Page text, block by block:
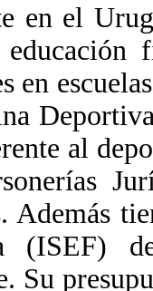
en el
en
al
Además
(ISEF)
Su